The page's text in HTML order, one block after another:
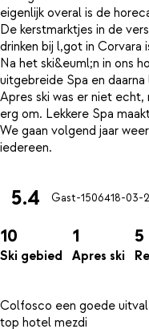
eigenlijk overal is de
De kerstmarktjes in de
drinken bij l,got in Corvara
Na het ski&euml;n in ons
uitgebreide Spa en daarna
Apres ski was er niet
erg om. Lekkere Spa
We gaan volgend jaar
5.4 Gast-1506418-03-
10
Ski gebied
1
Apres ski
5
Colfosco een goede uitval